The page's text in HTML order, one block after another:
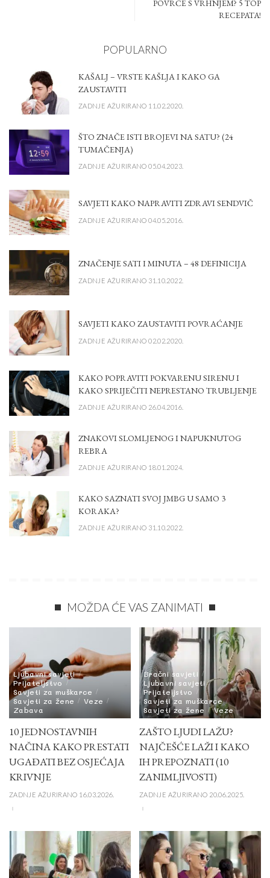
POVRĆE S VRHNJEM? 5 TOP
RECEPATA!
POPULARNO
KAŠALJ – VRSTE KAŠLJA I KAKO GA
ZAUSTAVITI
ZADNJE AŽURIRANO 11.02.2020.
ŠTO ZNAČE ISTI BROJEVI NA SATU? (24
TUMAČENJA)
ZADNJE AŽURIRANO 05.04.2023.
SAVJETI KAKO NAPRAVITI ZDRAVI SENDVIČ
ZADNJE AŽURIRANO 04.05.2016.
ZNAČENJE SATI I MINUTA – 48 DEFINICIJA
ZADNJE AŽURIRANO 31.10.2022.
SAVJETI KAKO ZAUSTAVITI POVRAĆANJE
ZADNJE AŽURIRANO 02.02.2020.
KAKO POPRAVITI POKVARENU SIRENU I
KAKO SPRIJEČITI NEPRESTANO TRUBLJENJE
ZADNJE AŽURIRANO 26.04.2016.
ZNAKOVI SLOMLJENOG I NAPUKNUTOG
REBRA
ZADNJE AŽURIRANO 18.01.2024.
KAKO SAZNATI SVOJ JMBG U SAMO 3
KORAKA?
ZADNJE AŽURIRANO 31.10.2022.
MOŽDA ĆE VAS ZANIMATI
Ljubavni savjeti
Prijateljstvo
Savjeti za muškarce
Savjeti za žene
Veze
Zabava
10 JEDNOSTAVNIH
NAČINA KAKO PRESTATI
UGAĐATI BEZ OSJEĆAJA
KRIVNJE
ZADNJE AŽURIRANO 16.03.2026.
Bračni savjeti
Ljubavni savjeti
Prijateljstvo
Savjeti za muškarce
Savjeti za žene
Veze
ZAŠTO LJUDI LAŽU?
NAJČEŠĆE LAŽI I KAKO
IH PREPOZNATI (10
ZANIMLJIVOSTI)
ZADNJE AŽURIRANO 20.06.2025.